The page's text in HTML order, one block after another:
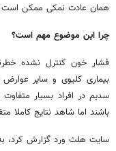
همان عادت نمکی ممکن است
چرا این موضوع مهم است؟
فشار خون کنترل نشده
بیماری کلیوی و سایر
سدیم در افراد بسیار
باشند اما شاهد نتایج کاملا
سایت هلث ورد گزارش کرد،